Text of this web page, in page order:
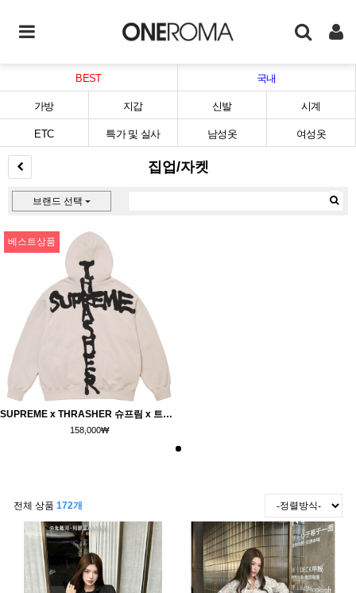
BEST 국내
가방 지갑 신발 시계
ETC 특가 및 실사 남성옷 여성옷
집업/자켓
브랜드 선택
베스트상품
SUPREME x THRASHER 슈프림 x 트레셔 집업 후드 스웨트셔츠 ●해외 특별할인전●
158,000₩
전체 상품 172개